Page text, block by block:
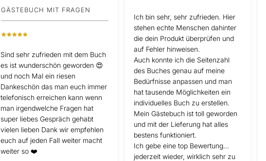
Ich bin sehr, sehr zufrieden. Hier
stehen echte Menschen dahinter
die dein Produkt überprüfen und
auf Fehler hinweisen.
Auch konnte ich die Seitenzahl
des Buches genau auf meine
Bedürfnisse anpassen und man
hat tausende Möglichkeiten ein
individuelles Buch zu erstellen.
Mein Gästebuch ist toll geworden
und mit der Lieferung hat alles
bestens funktioniert.
Ich gebe eine top Bewertung…
jederzeit wieder, wirklich sehr zu
GÄSTEBUCH MIT FRAGEN
Sind sehr zufrieden mit dem Buch
es ist wunderschön geworden 😍
und noch Mal ein riesen
Dankeschön das man euch immer
telefonisch erreichen kann wenn
man irgendwelche Fragen hat
super liebes Gespräch gehabt
vielen lieben Dank wir empfehlen
euch auf jeden Fall weiter macht
weiter so ❤️